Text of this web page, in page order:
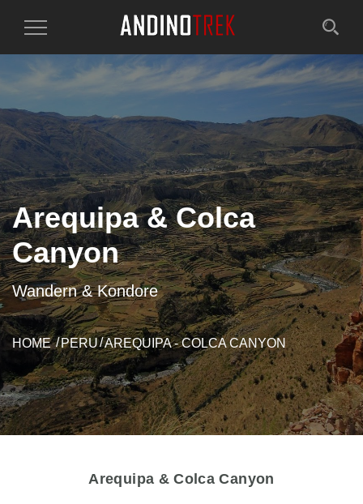
Toggle
Arequipa & Colca
Canyon
Wandern & Kondore
HOME PERU AREQUIPA - COLCA CANYON
Arequipa & Colca Canyon